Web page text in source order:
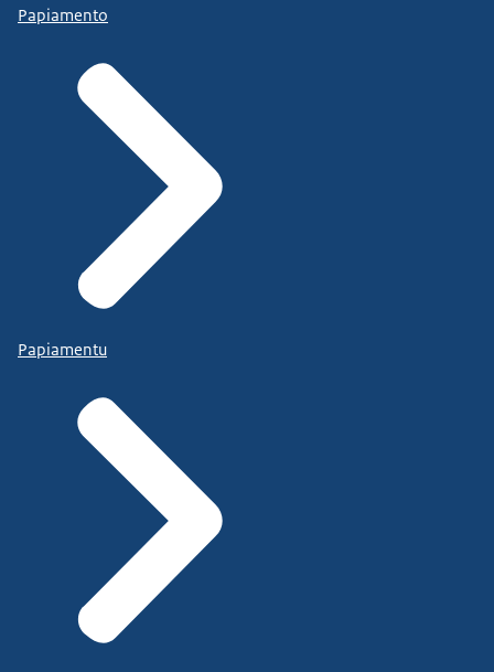
Papiamento
Papiamentu